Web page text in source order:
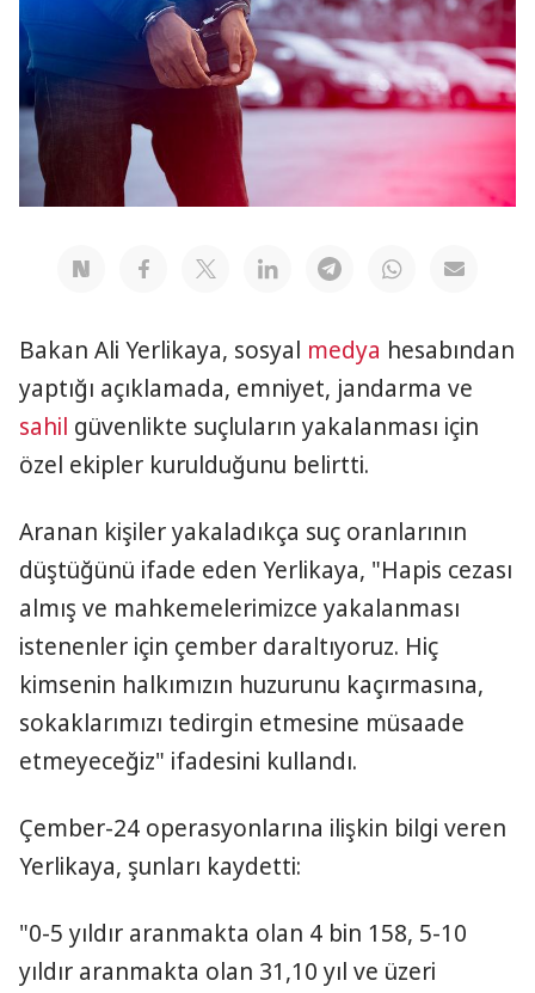
Bakan Ali Yerlikaya, sosyal medya hesabından
yaptığı açıklamada, emniyet, jandarma ve
sahil güvenlikte suçluların yakalanması için
özel ekipler kurulduğunu belirtti.
Aranan kişiler yakaladıkça suç oranlarının
düştüğünü ifade eden Yerlikaya, "Hapis cezası
almış ve mahkemelerimizce yakalanması
istenenler için çember daraltıyoruz. Hiç
kimsenin halkımızın huzurunu kaçırmasına,
sokaklarımızı tedirgin etmesine müsaade
etmeyeceğiz" ifadesini kullandı.
Çember-24 operasyonlarına ilişkin bilgi veren
Yerlikaya, şunları kaydetti:
"0-5 yıldır aranmakta olan 4 bin 158, 5-10
yıldır aranmakta olan 31,10 yıl ve üzeri